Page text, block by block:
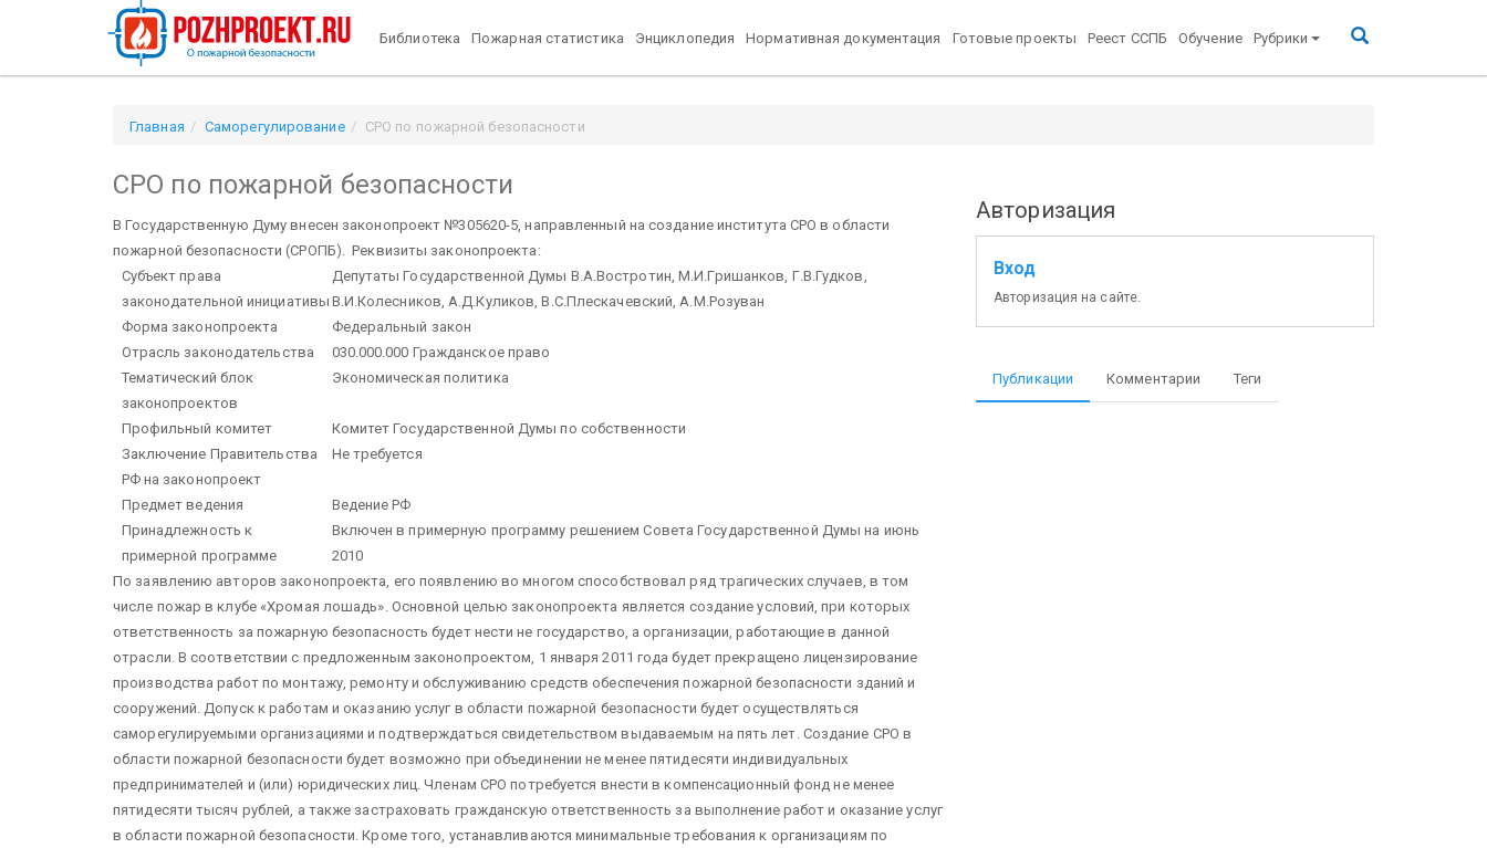
Библиотека Пожарная статистика Энциклопедия Нормативная документация Готовые проекты Реест ССПБ Обучение Рубрики
Главная Саморегулирование СРО по пожарной безопасности
СРО по пожарной безопасности
В Государственную Думу внесен законопроект №305620-5, направленный на создание института СРО в области
пожарной безопасности (СРОПБ). Реквизиты законопроекта:
Субъект права
законодательной инициативы
Депутаты Государственной Думы В.А.Востротин, М.И.Гришанков, Г.В.Гудков,
В.И.Колесников, А.Д.Куликов, В.С.Плескачевский, А.М.Розуван
Форма законопроекта
Федеральный закон
Отрасль законодательства
030.000.000 Гражданское право
Тематический блок
законопроектов
Экономическая политика
Профильный комитет
Комитет Государственной Думы по собственности
Заключение Правительства
РФ на законопроект
Не требуется
Предмет ведения
Ведение РФ
Принадлежность к
примерной программе
Включен в примерную программу решением Совета Государственной Думы на июнь
2010
По заявлению авторов законопроекта, его появлению во многом способствовал ряд трагических случаев, в том
числе пожар в клубе «Хромая лошадь». Основной целью законопроекта является создание условий, при которых
ответственность за пожарную безопасность будет нести не государство, а организации, работающие в данной
отрасли. В соответствии с предложенным законопроектом, 1 января 2011 года будет прекращено лицензирование
производства работ по монтажу, ремонту и обслуживанию средств обеспечения пожарной безопасности зданий и
сооружений. Допуск к работам и оказанию услуг в области пожарной безопасности будет осуществляться
саморегулируемыми организациями и подтверждаться свидетельством выдаваемым на пять лет. Создание СРО в
области пожарной безопасности будет возможно при объединении не менее пятидесяти индивидуальных
предпринимателей и (или) юридических лиц. Членам СРО потребуется внести в компенсационный фонд не менее
пятидесяти тысяч рублей, а также застраховать гражданскую ответственность за выполнение работ и оказание услуг
в области пожарной безопасности. Кроме того, устанавливаются минимальные требования к организациям по
Авторизация
Вход
Авторизация на сайте.
Публикации Комментарии Теги